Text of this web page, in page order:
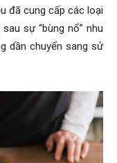
đã cung cấp các loại
sự “bùng nổ” nhu
dần chuyển sang sử